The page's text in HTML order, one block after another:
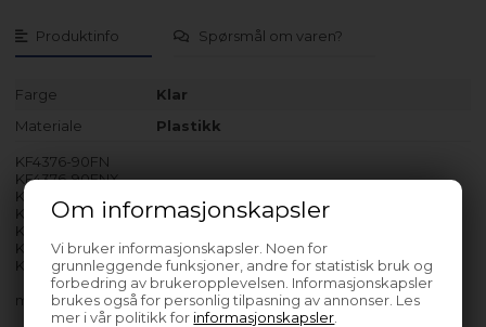
Om informasjonskapsler
Vi bruker informasjonskapsler. Noen for
grunnleggende funksjoner, andre for statistisk bruk og
forbedring av brukeropplevelsen. Informasjonskapsler
brukes også for personlig tilpasning av annonser. Les
mer i vår politikk for informasjonskapsler
Produktinfo Spørsmål om varen?
Farge
Klar
Materiale
Plastikk
KF4376-90FN
KF4376-90FNX
KC663750FNX
KF6376-90FN
KF6376-90FNX
KF6406-90FN
KF6406-90FNX
med flere…